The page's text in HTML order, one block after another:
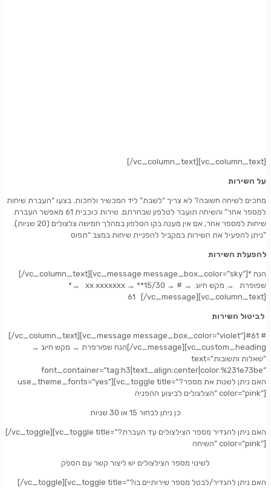
[/vc_column_text][vc_column_text]
על השירות
מחכים לשיחה חשובה? לא צריך “לשבת” ליד המכשיר ולחכות. בצעו “העברת שיחות
למספר אחר” והשיחה תועבר לטלפון שבחרתם. שירות כוכבית 61 מאפשר העברת
שיחות למספר אחר, אם אין מענה בקו הטלפון במהלך חמישה צלצולים (20 שניות).
ניתן להפעיל את השירות במקביל להפניית שיחות במצב “תפוס”
להפעלת השירות
[/vc_column_text][vc_message message_box_color=”sky”]* הנח
שפופרת
→ מקש חיוג → **15/30 → # →
xx xxxxxxx
* →
[/vc_message][vc_column_text]
[/vc_column_text][vc_message message_box_color=”violet”]#61 #
→ הנח שפורפרת → מקש חיוג
[/vc_message][vc_custom_heading
text=”שאלות ותשובות”
font_container=”tag:h3|text_align:center|color:%231e73be”
use_theme_fonts=”yes”][vc_toggle title=”?האם ניתן לשנות את מספר
הצלצולים לביצוע ההפניה” color=”pink”]
כן ניתן לבחור 15 או 30 שניות
[/vc_toggle][vc_toggle title=”?האם ניתן להגדיר מספר הצילצולים עד העברת
השיחה” color=”pink”]
לשינוי מספר הצילצולים יש ליצור קשר עם הספק
[/vc_toggle][vc_toggle title=”?האם ניתן להגדיר/לבטל מספר שירותיים בו